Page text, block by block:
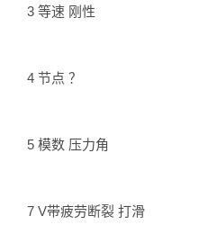
3 等速 刚性
4 节点 ？
5 模数 压力角
7 V带疲劳断裂 打滑